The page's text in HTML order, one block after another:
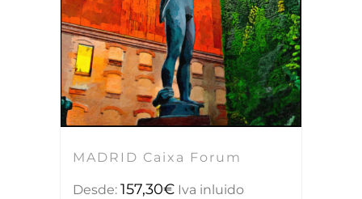
MADRID Caixa Forum
Desde: 157,30€ Iva inluido